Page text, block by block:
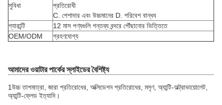
সুবিধা
প্রতিরোধী
C. পেশাদার এবং উচ্চমানের D. পরিবেশ বান্ধব
গ্যারান্টি
12 মাস পণ্যগুলি গন্তব্য বন্দরে পৌঁছানোর ভিত্তিতে
OEM/ODM
গ্রহণযোগ্য
আমাদের ওয়াটার পার্কের স্লাইডের বৈশিষ্ট্য
1উচ্চ তাপমাত্রা, জারা প্রতিরোধের, অক্সিডেশন প্রতিরোধের, মসৃণ, অ্যান্টি-অল্ট্রাভায়োলেট,
অ্যান্টি-ফ্লেড ইত্যাদি।